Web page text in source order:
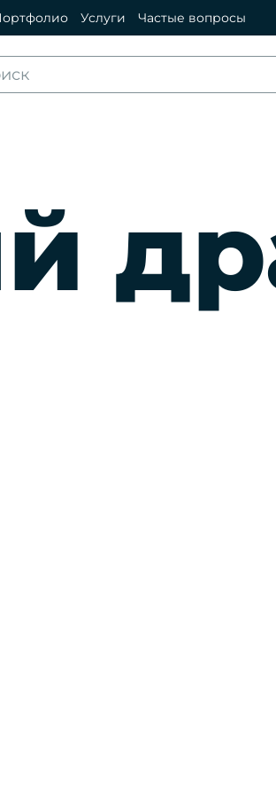
Услуги Частые вопросы